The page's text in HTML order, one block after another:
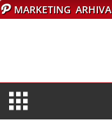
MARKETING ARHIVA